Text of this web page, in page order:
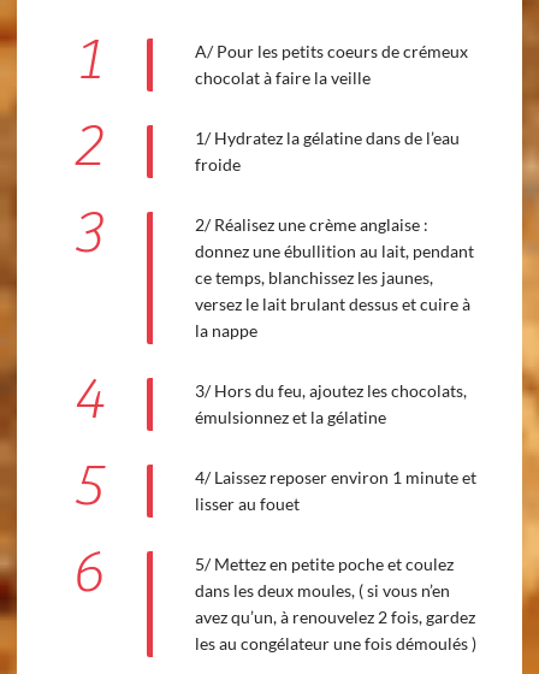
1
A/ Pour les petits coeurs de crémeux
chocolat à faire la veille
2
1/ Hydratez la gélatine dans de l’eau
froide
3
2/ Réalisez une crème anglaise :
donnez une ébullition au lait, pendant
ce temps, blanchissez les jaunes,
versez le lait brulant dessus et cuire à
la nappe
4
3/ Hors du feu, ajoutez les chocolats,
émulsionnez et la gélatine
5
4/ Laissez reposer environ 1 minute et
lisser au fouet
6
5/ Mettez en petite poche et coulez
dans les deux moules, ( si vous n’en
avez qu’un, à renouvelez 2 fois, gardez
les au congélateur une fois démoulés )